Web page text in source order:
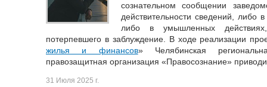
сознательном сообщении
действительности сведений, либо
либо в умышленных
потерпевшего в заблуждение. В ходе реализации
жилья и финансов» Челябинская
правозащитная организация «Правосознание»
31 Июля 2025 г.